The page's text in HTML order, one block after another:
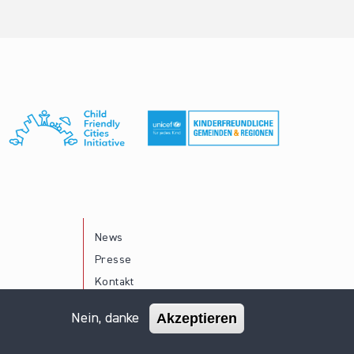
News
Presse
Kontakt
Impressum Datenschutz
Nein, danke Akzeptieren